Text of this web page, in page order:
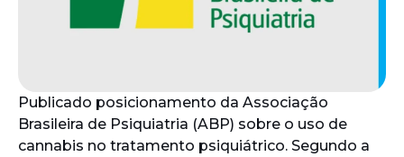
Publicado posicionamento da Associação
Brasileira de Psiquiatria (ABP) sobre o uso de
cannabis no tratamento psiquiátrico. Segundo a